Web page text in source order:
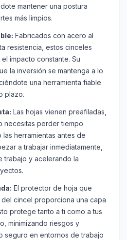
mantener una postura
más limpios.
Fabricados con acero al
resistencia, estos cinceles
impacto constante. Su
la inversión se mantenga a lo
una herramienta fiable
plazo.
Las hojas vienen preafiladas,
necesitas perder tiempo
herramientas antes de
a trabajar inmediatamente,
trabajo y acelerando la
El protector de hoja que
cincel proporciona una capa
protege tanto a ti como a tus
minimizando riesgos y
seguro en entornos de trabajo